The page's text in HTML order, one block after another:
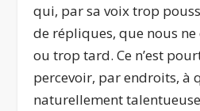
qui, par sa voix trop
de répliques, que nous
ou trop tard. Ce n’est
percevoir, par endroits, à
naturellement